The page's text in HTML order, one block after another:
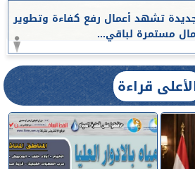
تشهد أعمال رفع كفاءة وتطوير
مستمرة لباقي...
قراءة